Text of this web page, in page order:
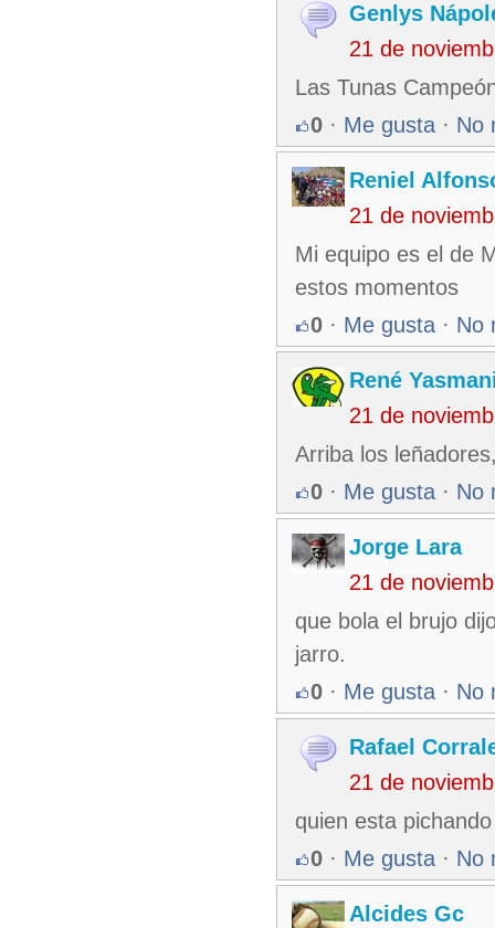
Genlys
21 de
Las Tunas
0 · Me gusta · No
Reniel
21 de
Mi equipo es el de
estos momentos
0 · Me gusta · No
René
21 de
Arriba los
0 · Me gusta · No
Jorge Lara
21 de
que bola el brujo
jarro.
0 · Me gusta · No
Rafael
21 de
quien esta
0 · Me gusta · No
Alcides Gc